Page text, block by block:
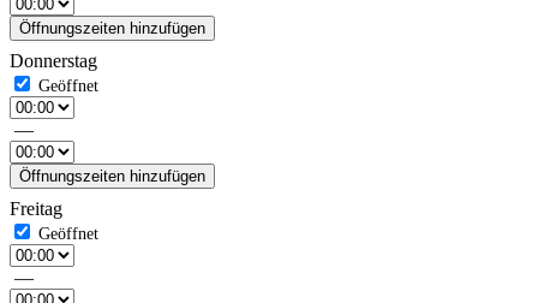
Öffnungszeiten hinzufügen
Donnerstag
—
Öffnungszeiten hinzufügen
Freitag
—